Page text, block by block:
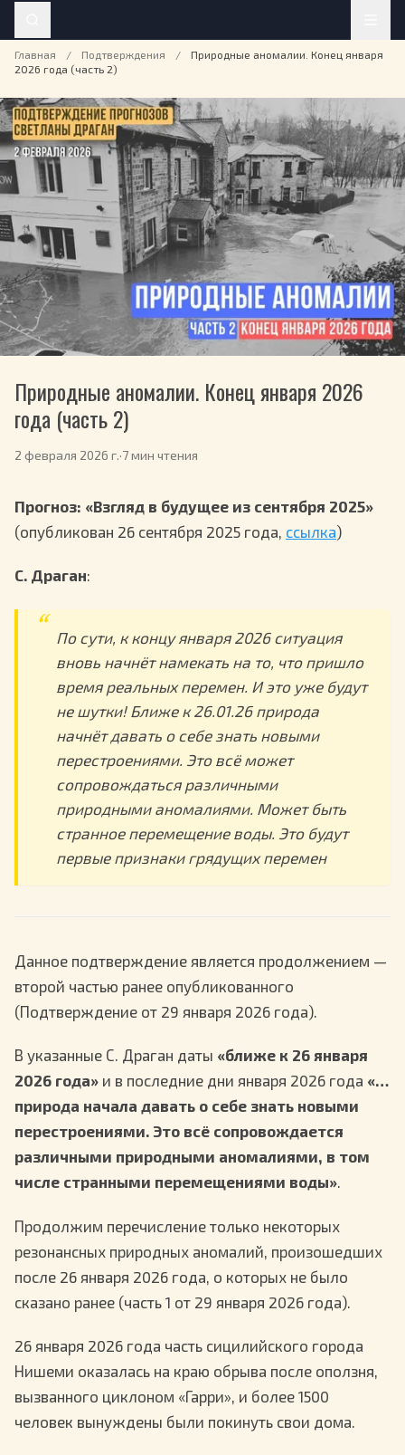
Главная / Подтверждения /
Природные аномалии. Конец января
2026 года (часть 2)
Природные аномалии. Конец января 2026
года (часть 2)
2 февраля 2026 г.·7 мин чтения
Прогноз: «Взгляд в будущее из сентября 2025»
(опубликован 26 сентября 2025 года, ссылка)
С. Драган:
По сути, к концу января 2026 ситуация
вновь начнёт намекать на то, что пришло
время реальных перемен. И это уже будут
не шутки! Ближе к 26.01.26 природа
начнёт давать о себе знать новыми
перестроениями. Это всё может
сопровождаться различными
природными аномалиями. Может быть
странное перемещение воды. Это будут
первые признаки грядущих перемен
Данное подтверждение является продолжением —
второй частью ранее опубликованного
(Подтверждение от 29 января 2026 года).
В указанные С. Драган даты «ближе к 26 января
2026 года» и в последние дни января 2026 года «…
природа начала давать о себе знать новыми
перестроениями. Это всё сопровождается
различными природными аномалиями, в том
числе странными перемещениями воды».
Продолжим перечисление только некоторых
резонансных природных аномалий, произошедших
после 26 января 2026 года, о которых не было
сказано ранее (часть 1 от 29 января 2026 года).
26 января 2026 года часть сицилийского города
Нишеми оказалась на краю обрыва после оползня,
вызванного циклоном «Гарри», и более 1500
человек вынуждены были покинуть свои дома.